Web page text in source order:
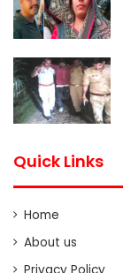
Quick Links
Home
About us
Privacy Policy